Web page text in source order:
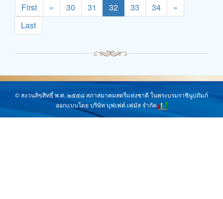
First « 30 31 32 33 34
»
Last
© สงวนลิขสิทธิ์ พ.ศ. ๒๕๕๘ สภาสมาคมสตรีแห่งชาติ ในพระบรมราชินูปถัมภ์
ออกแบบโดย บริษัท บุฟเฟต์ เฟมัส จำกัด